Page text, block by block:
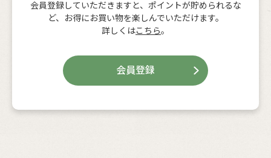
会員登録していただきますと、ポイントが貯められるな
ど、お得にお買い物を楽しんでいただけます。
詳しくはこちら。
会員登録